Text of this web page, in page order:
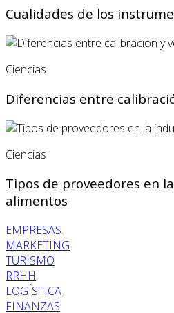
Cualidades de los
Ciencias
Diferencias entre
Ciencias
Tipos de proveedores en
alimentos
EMPRESAS
MARKETING
TURISMO
RRHH
LOGÍSTICA
FINANZAS